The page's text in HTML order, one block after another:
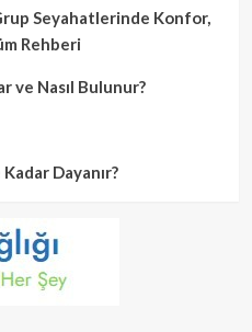
Seyahatlerinde Konfor,
Rehberi
ve Nasıl Bulunur?
Dayanır?